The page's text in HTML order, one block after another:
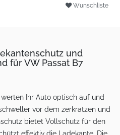
Wunschliste
und
für VW Passat B7
Ihr Auto optisch auf und
vor dem zerkratzen und
bietet Vollschutz für den